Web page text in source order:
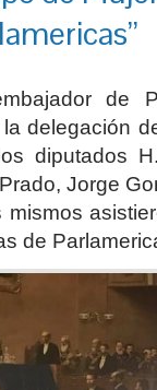
de
delegación
diputados
Jorge
de